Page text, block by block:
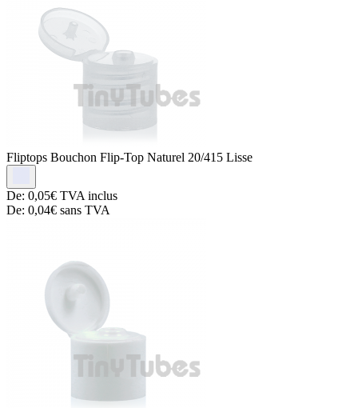
Fliptops Bouchon Flip-Top Naturel 20/415 Lisse
De: 0,05€ TVA inclus
De: 0,04€ sans TVA